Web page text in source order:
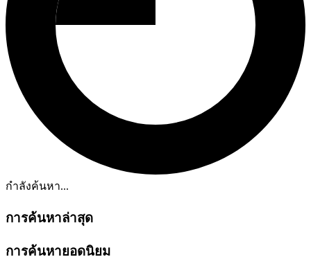
กำลังค้นหา...
การค้นหาล่าสุด
การค้นหายอดนิยม